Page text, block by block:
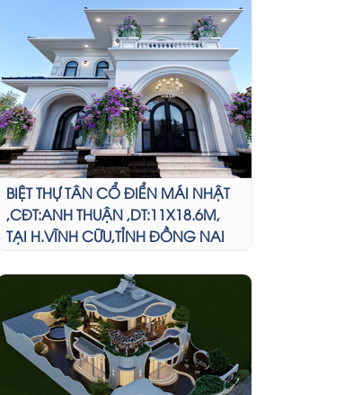
BIỆT THỰ TÂN CỔ ĐIỂN MÁI NHẬT
,CĐT:ANH THUẬN ,DT:11X18.6M,
TẠI H.VĨNH CỮU,TỈNH ĐỒNG NAI